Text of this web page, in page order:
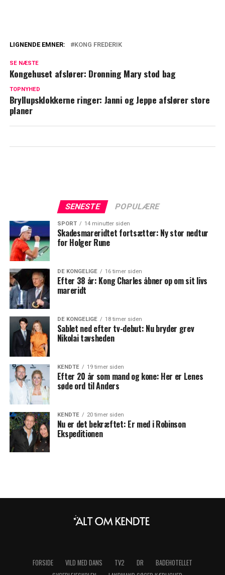
Traditioner bliver moderniseret
forventer af kong Frederik
LIGNENDE EMNER: KONG FREDERIK
SE NÆSTE
Kongehuset afslører: Dronning Mary stod bag
TOPNYHED
Bryllupsklokkerne ringer: Janni og Jeppe afslører store
planer
SENESTE POPULÆRE
SPORT 14 minutter siden
Skadesmareridtet fortsætter: Ny stor nedtur
for Holger Rune
DE KONGELIGE 16 timer siden
Efter 38 år: Kong Charles åbner op om sit livs
mareridt
DE KONGELIGE 18 timer siden
Sablet ned efter tv-debut: Nu bryder grev
Nikolai tavsheden
KENDTE 19 timer siden
Efter 20 år som mand og kone: Her er Lenes
søde ord til Anders
KENDTE 20 timer siden
Nu er det bekræftet: Er med i Robinson
Ekspeditionen
FORSIDE VILD MED DANS TV2 DR
BADEHOTELLET